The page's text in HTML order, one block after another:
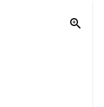
zoom_in